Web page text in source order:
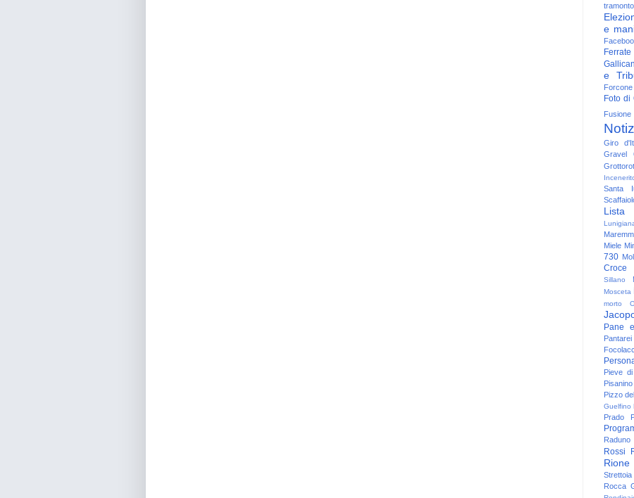
tramonto
e
Ferrate
e
Forcone
Foto di
Fusione
Giro
Gravel
Santa
Lista
Miele
730
Croce
Sillano
Mosceta
morto
Pane
Pantarei
Pieve
Pisanino
Pizzo
Guelfino
Prado
Raduno
Rossi
Rione
Strettoia
Rocca